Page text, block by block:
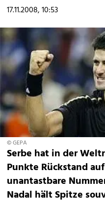
17.11.2008, 10:53
© GEPA
Serbe hat in der
Punkte Rückstand
unantastbare
Nadal hält Spitze